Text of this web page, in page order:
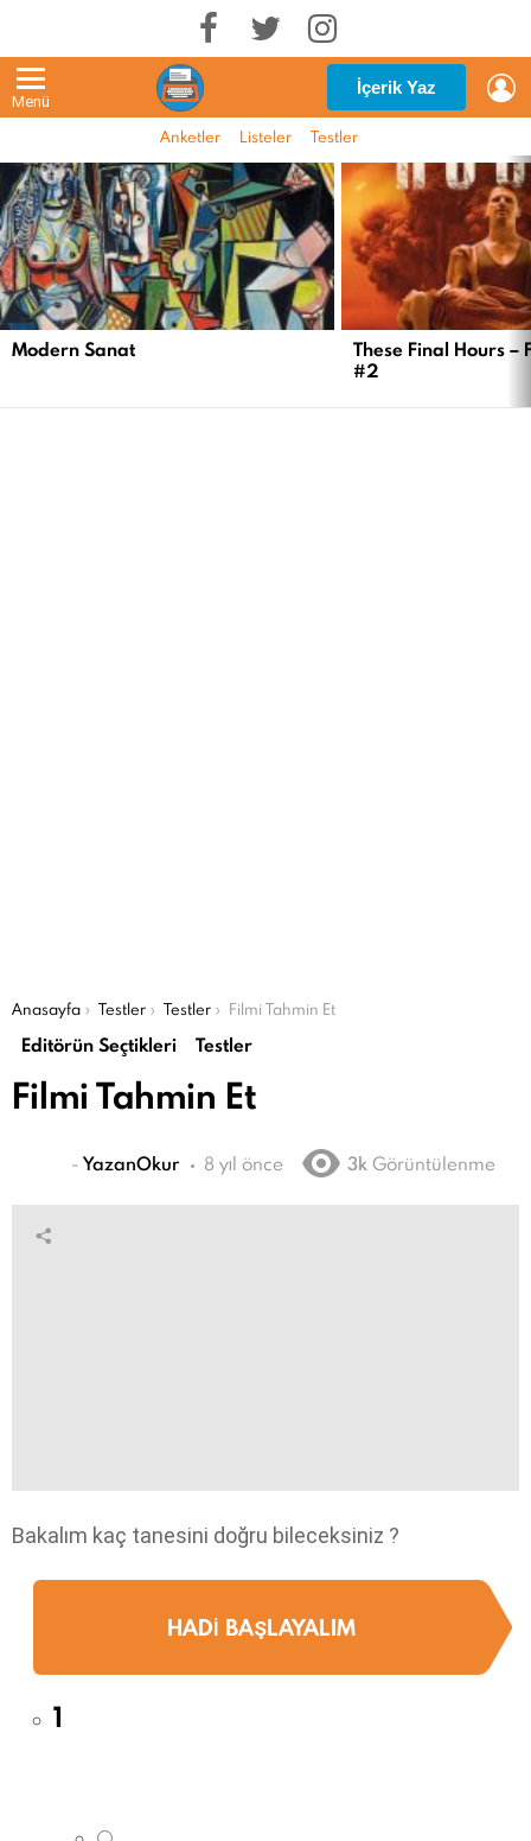
Menü
İçerik Yaz
Anketler Listeler Testler
EN
YENI
İÇERIKLER
Modern Sanat
These Final Hours –
#2
Şu an buradasın:
Anasayfa Testler Testler Filmi Tahmin Et
Editörün Seçtikleri Testler
Filmi Tahmin Et
- YazanOkur 8 yıl önce 3k Görüntülenme
Bakalım kaç tanesini doğru bileceksiniz ?
HADI BAŞLAYALIM
1